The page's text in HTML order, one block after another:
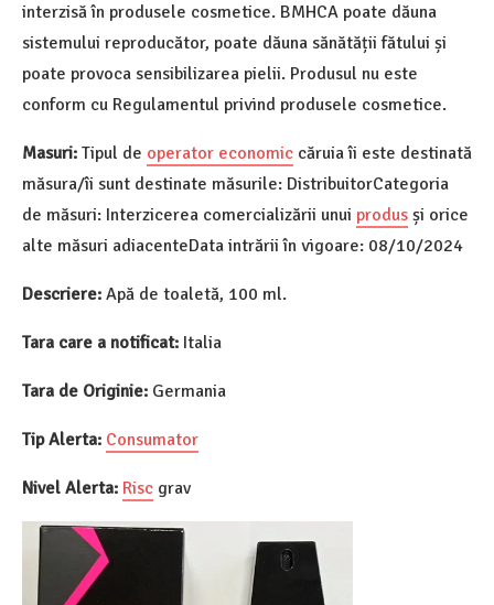
interzisă în produsele cosmetice. BMHCA poate dăuna
sistemului reproducător, poate dăuna sănătății fătului și
poate provoca sensibilizarea pielii. Produsul nu este
conform cu Regulamentul privind produsele cosmetice.
Masuri: Tipul de operator economic căruia îi este destinată
măsura/îi sunt destinate măsurile: DistribuitorCategoria
de măsuri: Interzicerea comercializării unui produs și orice
alte măsuri adiacenteData intrării în vigoare: 08/10/2024
Descriere: Apă de toaletă, 100 ml.
Tara care a notificat: Italia
Tara de Originie: Germania
Tip Alerta: Consumator
Nivel Alerta: Risc grav